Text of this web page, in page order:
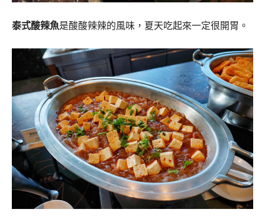
泰式酸辣魚是酸酸辣辣的風味，夏天吃起來一定很開胃。